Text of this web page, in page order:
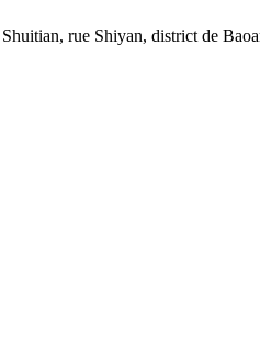
rue Shiyan, district de